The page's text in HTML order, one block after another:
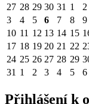
27 28 29 30 31 1
2
3
4 5 6 7 8
9
10 11 12 13 14 15
17 18 19 20 21 22
24 25 26 27 28 29
31 1 2 3 4 5 6
Přihlášení k